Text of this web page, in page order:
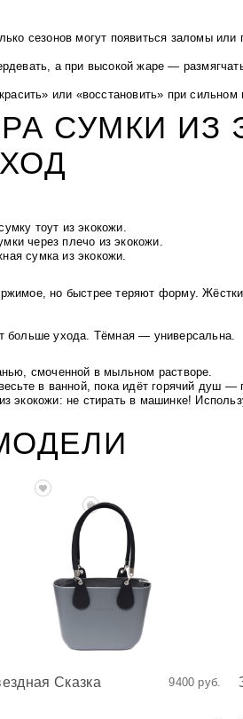
сезонов могут появиться заломы или
а при высокой жаре —
или «восстановить» при сильном
СУМКИ ИЗ
тоут из экокожи.
через плечо из экокожи.
сумка из экокожи.
но быстрее теряют форму.
больше ухода. Тёмная — универсальна.
смоченной в мыльном растворе.
в ванной, пока идёт горячий душ
экокожи: не стирать в машинке!
Сказка 9400 руб.